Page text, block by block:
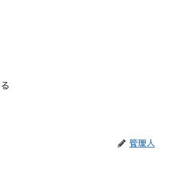
管理人